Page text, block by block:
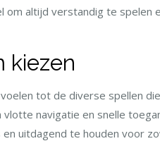
altijd verstandig te spelen
kiezen
tot de diverse spellen
navigatie en snelle
uitdagend te houden voor